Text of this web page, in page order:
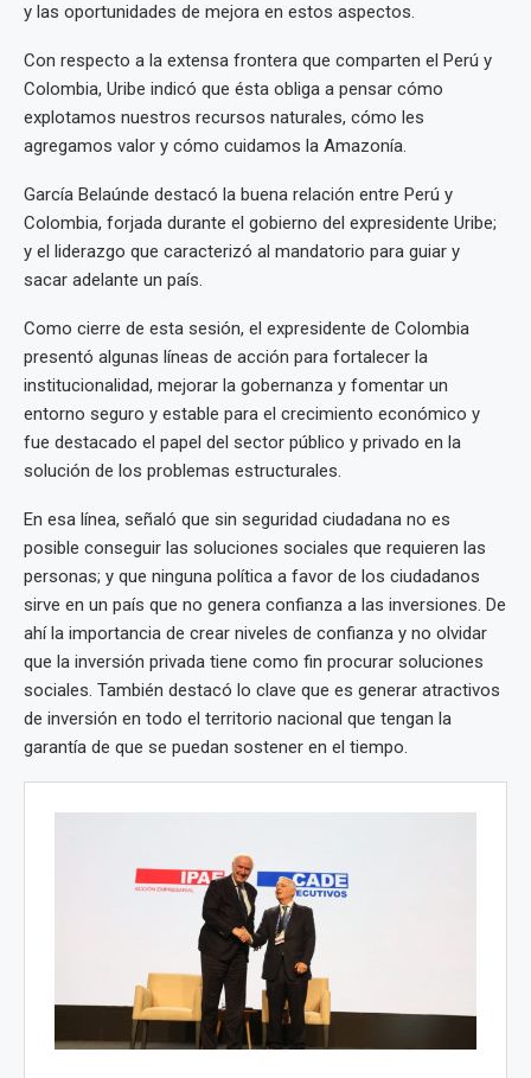
y las oportunidades de mejora en estos aspectos.
Con respecto a la extensa frontera que comparten el Perú y
Colombia, Uribe indicó que ésta obliga a pensar cómo
explotamos nuestros recursos naturales, cómo les
agregamos valor y cómo cuidamos la Amazonía.
García Belaúnde destacó la buena relación entre Perú y
Colombia, forjada durante el gobierno del expresidente Uribe;
y el liderazgo que caracterizó al mandatorio para guiar y
sacar adelante un país.
Como cierre de esta sesión, el expresidente de Colombia
presentó algunas líneas de acción para fortalecer la
institucionalidad, mejorar la gobernanza y fomentar un
entorno seguro y estable para el crecimiento económico y
fue destacado el papel del sector público y privado en la
solución de los problemas estructurales.
En esa línea, señaló que sin seguridad ciudadana no es
posible conseguir las soluciones sociales que requieren las
personas; y que ninguna política a favor de los ciudadanos
sirve en un país que no genera confianza a las inversiones. De
ahí la importancia de crear niveles de confianza y no olvidar
que la inversión privada tiene como fin procurar soluciones
sociales. También destacó lo clave que es generar atractivos
de inversión en todo el territorio nacional que tengan la
garantía de que se puedan sostener en el tiempo.